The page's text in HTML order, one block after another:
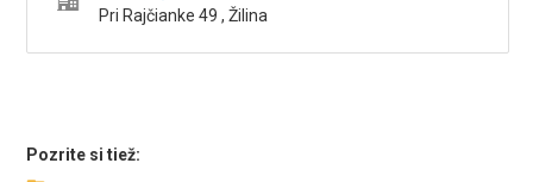
Pri Rajčianke 49 , Žilina
Pozrite si tiež: